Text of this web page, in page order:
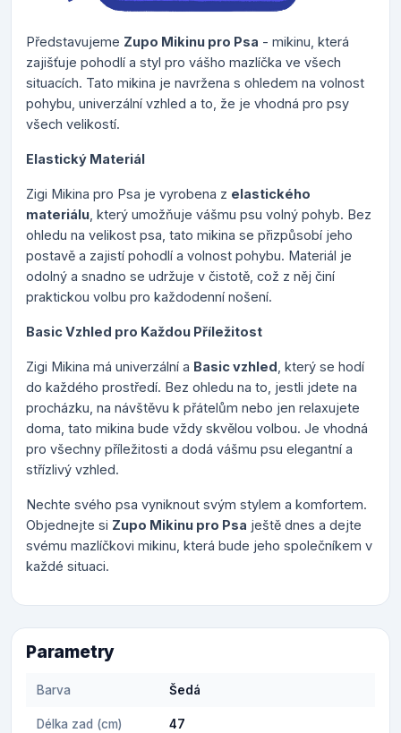
Představujeme Zupo Mikinu pro Psa - mikinu, která
zajišťuje pohodlí a styl pro vášho mazlíčka ve všech
situacích. Tato mikina je navržena s ohledem na volnost
pohybu, univerzální vzhled a to, že je vhodná pro psy
všech velikostí.
Elastický Materiál
Zigi Mikina pro Psa je vyrobena z elastického
materiálu , který umožňuje vášmu psu volný pohyb. Bez
ohledu na velikost psa, tato mikina se přizpůsobí jeho
postavě a zajistí pohodlí a volnost pohybu. Materiál je
odolný a snadno se udržuje v čistotě, což z něj činí
praktickou volbu pro každodenní nošení.
Basic Vzhled pro Každou Příležitost
Zigi Mikina má univerzální a Basic vzhled , který se hodí
do každého prostředí. Bez ohledu na to, jestli jdete na
procházku, na návštěvu k přátelům nebo jen relaxujete
doma, tato mikina bude vždy skvělou volbou. Je vhodná
pro všechny příležitosti a dodá vášmu psu elegantní a
střízlivý vzhled.
Nechte svého psa vyniknout svým stylem a komfortem.
Objednejte si Zupo Mikinu pro Psa ještě dnes a dejte
svému mazlíčkovi mikinu, která bude jeho společníkem v
každé situaci.
Parametry
Barva Šedá
Délka zad (cm) 47